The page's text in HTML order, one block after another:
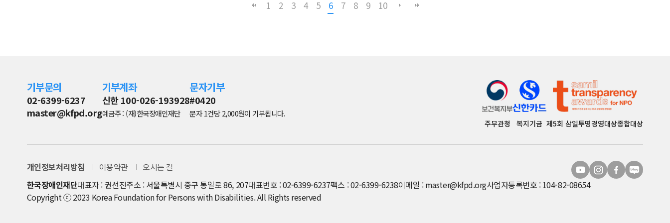
1 2 3 4 5 6 7 8 9 10
기부문의
02-6399-6237
master@kfpd.org
기부계좌
신한 100-026-193928
예금주 : (재)한국장애인재단
문자기부
#0420
문자 1건당 2,000원이 기부됩니다.
주무관청 복지기금 제5회 삼일투명경영대상종합대상
개인정보처리방침 이용약관
오시는 길
한국장애인재단대표자 : 권선진주소 : 서울특별시 중구 통일로 86, 207대표번호 : 02-6399-6237팩스 : 02-6399-6238이메일 : master@kfpd.org사업자등록번호 : 104-82-08654
Copyright ⓒ 2023 Korea Foundation for Persons with Disabilities. All Rights reserved